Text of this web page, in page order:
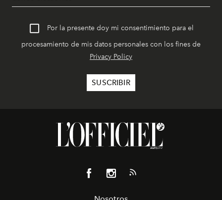
Por la presente doy mi consentimiento para el
procesamiento de mis datos personales con los fines de
Privacy Policy